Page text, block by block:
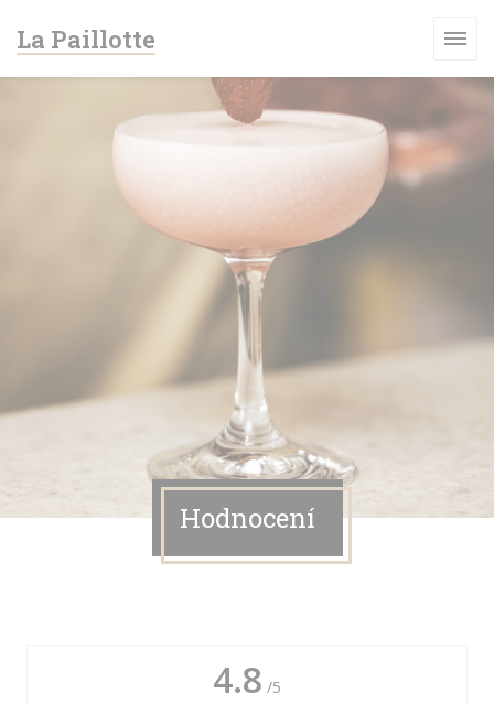
La Paillotte
Hodnocení
4.8 /5